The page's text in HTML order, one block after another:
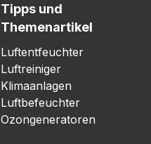
Tipps und
Themenartikel
Luftentfeuchter
Luftreiniger
Klimaanlagen
Luftbefeuchter
Ozongeneratoren